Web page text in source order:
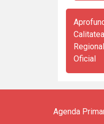
Oficial
Agenda